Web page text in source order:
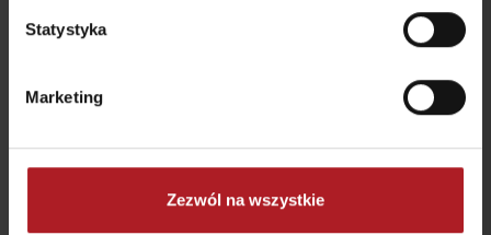
Statystyka
Marketing
Zezwól na wszystkie
Wellness Rusnácka baňa
Liptovský Ján,
Strachanovka – stacja
ładowania rowerów